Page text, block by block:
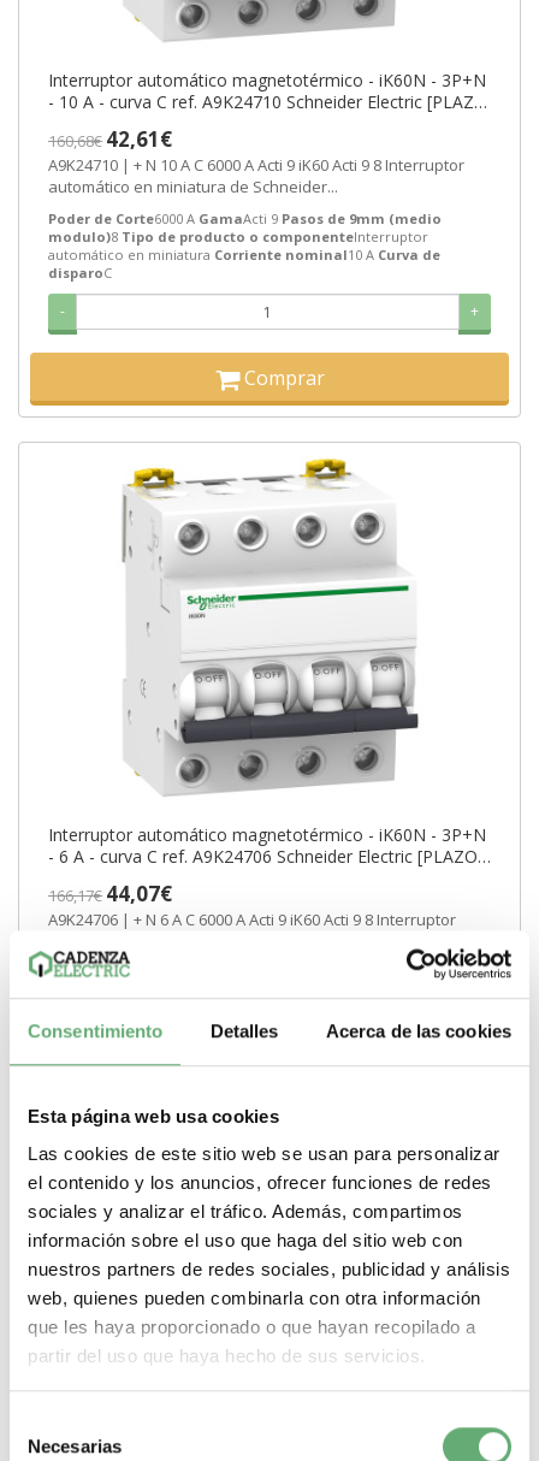
Consentimiento Detalles Acerca de las cookies
Esta página web usa cookies
Las cookies de este sitio web se usan para personalizar
el contenido y los anuncios, ofrecer funciones de redes
sociales y analizar el tráfico. Además, compartimos
información sobre el uso que haga del sitio web con
nuestros partners de redes sociales, publicidad y análisis
web, quienes pueden combinarla con otra información
que les haya proporcionado o que hayan recopilado a
partir del uso que haya hecho de sus servicios.
Necesarias
Interruptor automático magnetotérmico - iK60N - 3P+N
- 10 A - curva C ref. A9K24710 Schneider Electric [PLAZO
160,68€ 42,61€
A9K24710 | + N 10 A C 6000 A Acti 9 iK60 Acti 9 8 Interruptor
automático en miniatura de Schneider...
Poder de Corte6000 A GamaActi 9 Pasos de 9mm (medio
modulo)8 Tipo de producto o componenteInterruptor
automático en miniatura Corriente nominal10 A Curva de
disparoC
- +
Comprar
Interruptor automático magnetotérmico - iK60N - 3P+N
- 6 A - curva C ref. A9K24706 Schneider Electric [PLAZO
166,17€ 44,07€
A9K24706 | + N 6 A C 6000 A Acti 9 iK60 Acti 9 8 Interruptor
Poder de Corte
Pasos de 9mm (medio
disparoC
- +